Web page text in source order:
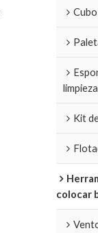
Kit
colocar